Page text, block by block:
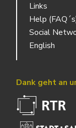
Links
Help
Social
English
Dank geht an